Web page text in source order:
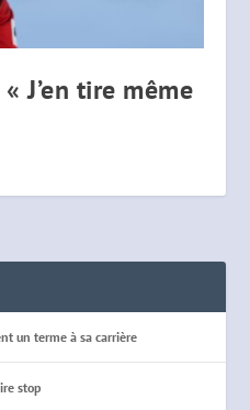
J’en tire même
un terme à sa carrière
stop